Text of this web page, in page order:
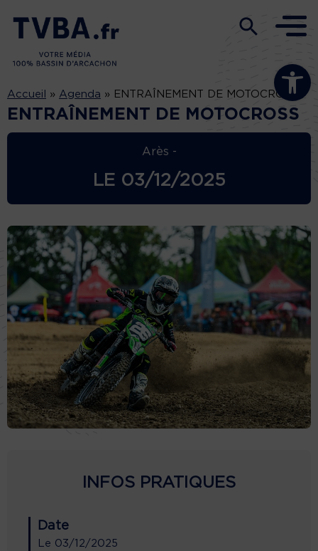
Ouvrir la
Accueil » Agenda » ENTRAÎNEMENT DE MOTOCROSS
ENTRAÎNEMENT DE MOTOCROSS
Arès -
LE 03/12/2025
INFOS PRATIQUES
Date
Le 03/12/2025